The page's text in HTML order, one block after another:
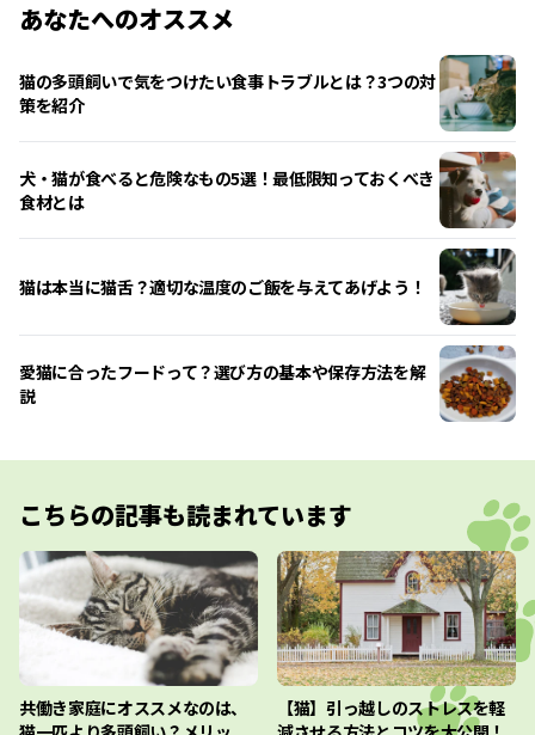
あなたへのオススメ
猫の多頭飼いで気をつけたい食事トラブルとは？3つの対
策を紹介
犬・猫が食べると危険なもの5選！最低限知っておくべき
食材とは
猫は本当に猫舌？適切な温度のご飯を与えてあげよう！
愛猫に合ったフードって？選び方の基本や保存方法を解
説
こちらの記事も読まれています
共働き家庭にオススメなのは、
【猫】引っ越しのストレスを軽